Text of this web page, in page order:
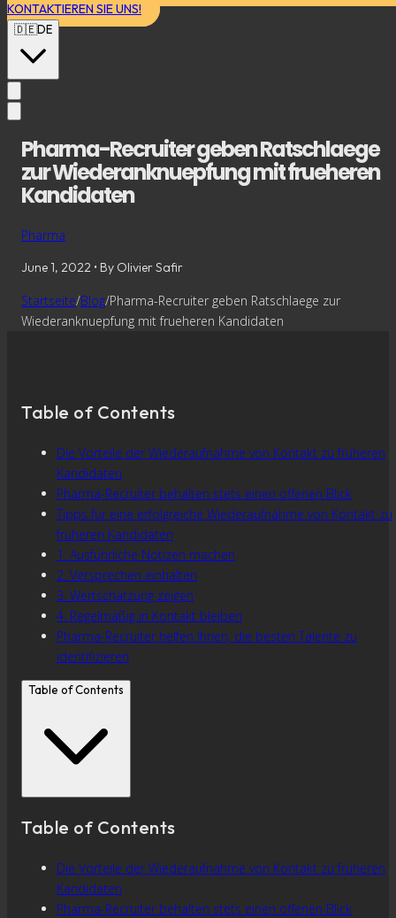
KONTAKTIEREN SIE UNS!
🇩🇪DE
Pharma-Recruiter geben Ratschlaege
zur Wiederanknuepfung mit frueheren
Kandidaten
Pharma
June 1, 2022 • By Olivier Safir
Startseite/Blog/Pharma-Recruiter geben Ratschlaege zur
Wiederanknuepfung mit frueheren Kandidaten
Table of Contents
Die Vorteile der Wiederaufnahme von Kontakt zu früheren
Kandidaten
Pharma-Recruiter behalten stets einen offenen Blick
Tipps für eine erfolgreiche Wiederaufnahme von Kontakt zu
früheren Kandidaten
1. Ausführliche Notizen machen
2. Versprechen einhalten
3. Wertschätzung zeigen
4. Regelmäßig in Kontakt bleiben
Pharma-Recruiter helfen Ihnen, die besten Talente zu
identifizieren
Table of Contents
Table of Contents
Die Vorteile der Wiederaufnahme von Kontakt zu früheren
Kandidaten
Pharma-Recruiter behalten stets einen offenen Blick